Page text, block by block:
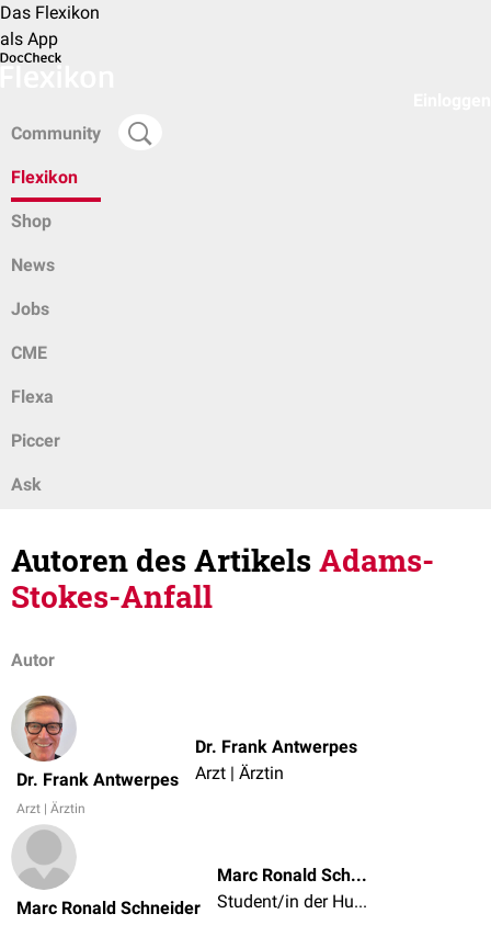
Das Flexikon
als App
Community
Flexikon
Shop
News
Jobs
CME
Flexa
Piccer
Ask
Autoren des ArtikelsAdams-
Stokes-Anfall
Autor
Dr. Frank Antwerpes
Arzt | Ärztin
Dr. Frank Antwerpes
Arzt | Ärztin
Marc Ronald Schneider
Marc Ronald Schneider
Student/in der Humanmedizin